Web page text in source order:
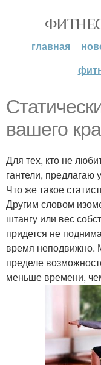
главная
вашего
Для тех, кто не
гантели, предлагаю
Что же такое
Другим словом
штангу или вес
придется не
время неподвижно.
пределе
меньше времени,